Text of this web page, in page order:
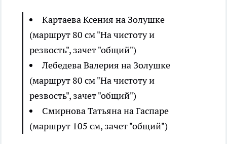
Картаева Ксения на Золушке
(маршрут 80 см "На чистоту и
резвость", зачет "общий")
Лебедева Валерия на Золушке
(маршрут 80 см "На чистоту и
резвость", зачет "общий")
Смирнова Татьяна на Гаспаре
(маршрут 105 см, зачет "общий")